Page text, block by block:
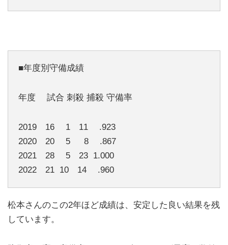
■年度別守備成績
年度 試合 刺殺 捕殺 守備率
2019 16 1 11 .923
2020 20 5 8 .867
2021 28 5 23 1.000
2022 21 10 14 .960
松本さんのこの2年ほど成績は、安定した良い結果を残
しています。